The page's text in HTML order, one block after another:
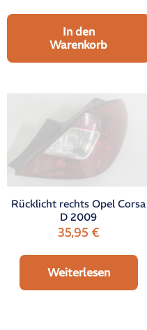
In den
Warenkorb
Rücklicht rechts Opel Corsa
D 2009
35,95 €
Weiterlesen